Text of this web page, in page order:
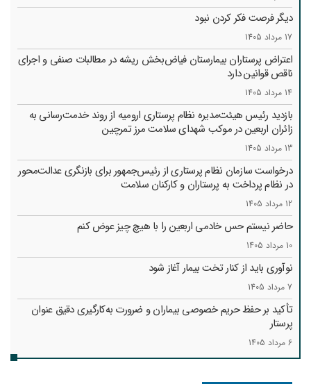
دیگر فرصت فکر کردن نبود
17 مرداد 1405
اعتراض پرستاران بیمارستان فیاض‌بخش ریشه در مطالبات صنفی و اجرای
ناقص قوانین دارد
14 مرداد 1405
بازدید رئیس هیئت‌مدیره نظام پرستاری ارومیه از روند خدمت‌رسانی به
زائران اربعین در موکب شهدای سلامت مرز تمرچین
13 مرداد 1405
درخواست سازمان نظام پرستاری از رئیس‌جمهور برای بازنگری عدالت‌محور
در نظام پرداخت به پرستاران و کارکنان سلامت
12 مرداد 1405
حاضر نیستم حس خادمی اربعین را با هیچ چیز عوض کنم
10 مرداد 1405
نوآوری باید از کنار تخت بیمار آغاز شود
7 مرداد 1405
تأکید بر حفظ حریم خصوصی بیماران و ضرورت به‌کارگیری دقیق عنوان
پرستار
6 مرداد 1405